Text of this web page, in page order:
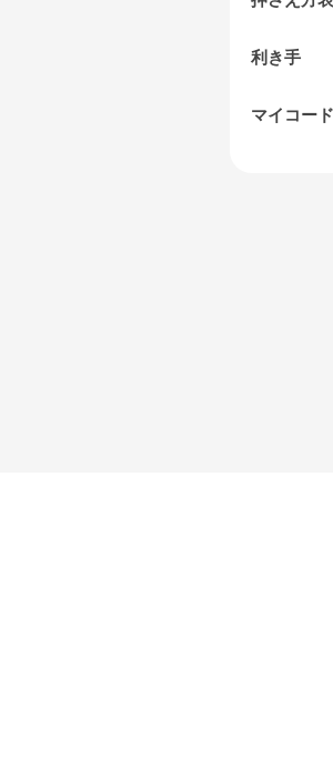
利き手
マイコー